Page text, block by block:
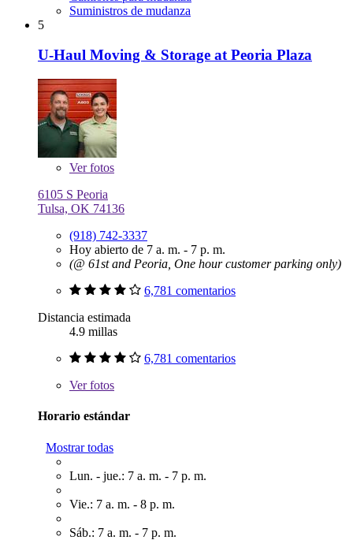
Suministros de mudanza
5
U-Haul Moving & Storage at Peoria Plaza
Verfotos
6105 S Peoria
Tulsa, OK 74136
(918) 742-3337
Hoy abierto de 7 a. m. - 7 p. m.
(@ 61st and Peoria, One hour customer parking only)
6,781 comentarios
Distancia estimada
4.9 millas
6,781 comentarios
Verfotos
Horario estándar
Mostrar todas
Lun. - jue.: 7 a. m. - 7 p. m.
Vie.: 7 a. m. - 8 p. m.
Sáb.: 7 a. m. - 7 p. m.